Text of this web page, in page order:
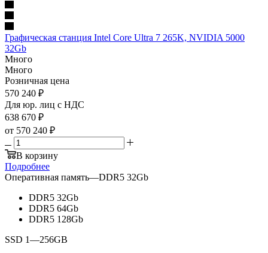
Графическая станция Intel Core Ultra 7 265K, NVIDIA 5000
32Gb
Много
Много
Розничная цена
570 240 ₽
Для юр. лиц c НДС
638 670 ₽
от 570 240 ₽
В корзину
Подробнее
Оперативная память—DDR5 32Gb
DDR5 32Gb
DDR5 64Gb
DDR5 128Gb
SSD 1—256GB